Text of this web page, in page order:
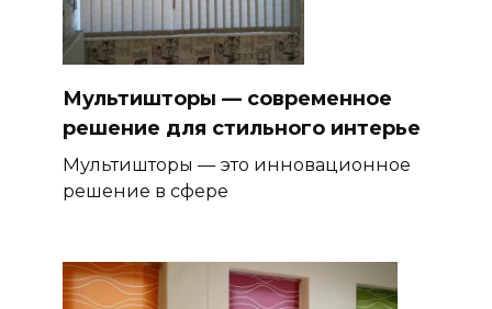
Мультишторы — современное
решение для стильного интерье
Мультишторы — это инновационное
решение в сфере